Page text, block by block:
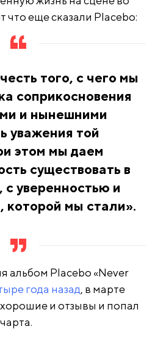
что еще сказали Placebo:
того, с чего мы
соприкосновения
и нынешними
уважения той
этом мы даем
существовать в
уверенностью и
которой мы стали».
альбом Placebo «Never
года назад, в марте
и отзывы и попал